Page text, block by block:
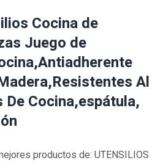
Cocina de
Juego de
Al
Cocina,espátula,
productos de: UTENSILIOS